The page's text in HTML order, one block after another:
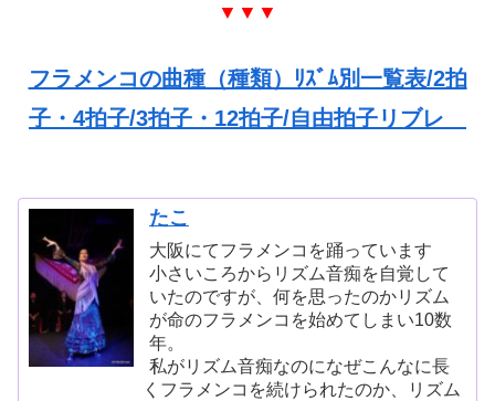
▼▼▼
フラメンコの曲種（種類）ﾘｽﾞﾑ別一覧表/2拍
子・4拍子/3拍子・12拍子/自由拍子リブレ
たこ
大阪にてフラメンコを踊っています
小さいころからリズム音痴を自覚して
いたのですが、何を思ったのかリズム
が命のフラメンコを始めてしまい10数
年。
私がリズム音痴なのになぜこんなに長
くフラメンコを続けられたのか、リズム